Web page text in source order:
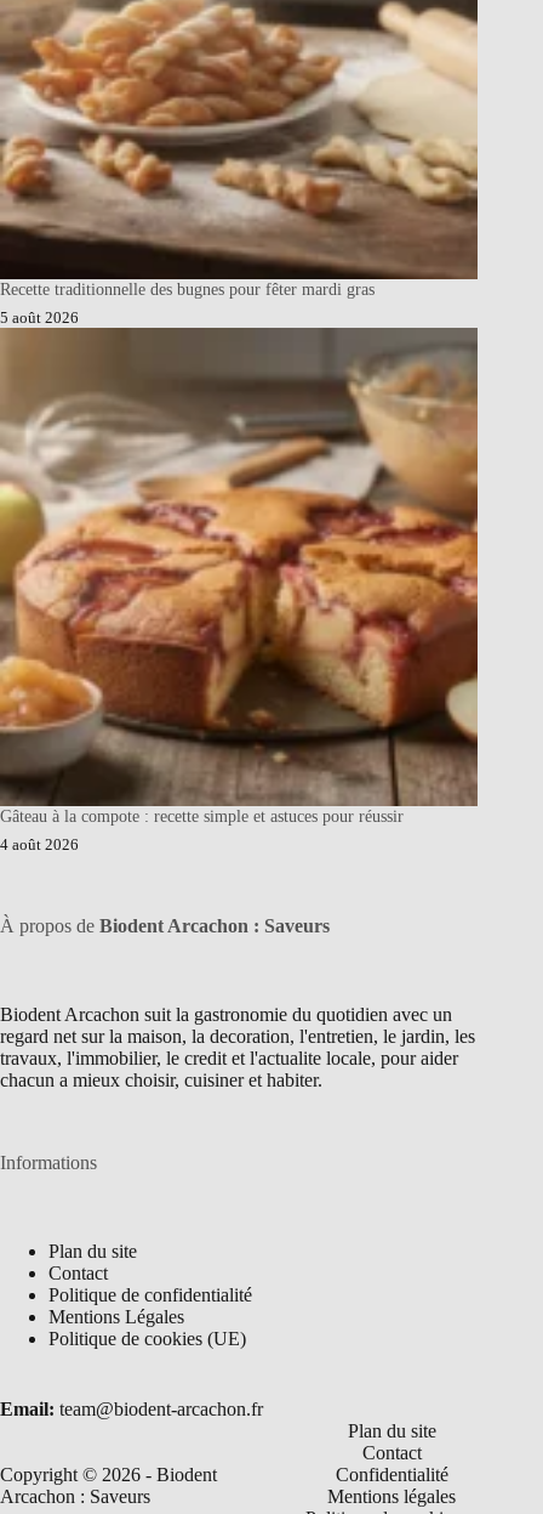
Recette traditionnelle des bugnes pour fêter mardi gras
5 août 2026
Gâteau à la compote : recette simple et astuces pour réussir
4 août 2026
À propos de Biodent Arcachon : Saveurs
Biodent Arcachon suit la gastronomie du quotidien avec un
regard net sur la maison, la decoration, l'entretien, le jardin, les
travaux, l'immobilier, le credit et l'actualite locale, pour aider
chacun a mieux choisir, cuisiner et habiter.
Informations
Plan du site
Contact
Politique de confidentialité
Mentions Légales
Politique de cookies (UE)
Email: team@biodent-arcachon.fr
Copyright © 2026 - Biodent
Arcachon : Saveurs
Plan du site
Contact
Confidentialité
Mentions légales